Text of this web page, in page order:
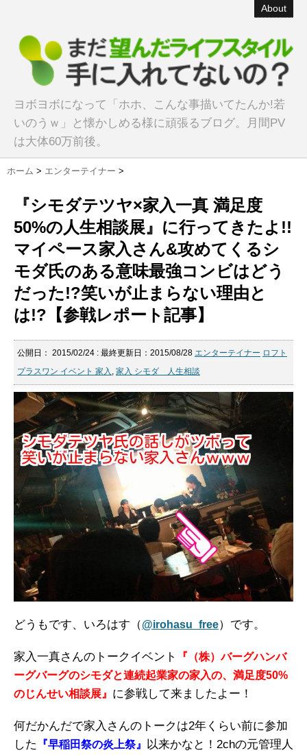
About
ヨボヨボになって「ホホ、こんな事描いてたんか!若
いのうｗ」と懐かしめる様に頑張るブログ。月間PV
は大体60万前後。
ホーム > エンターテイナー >
『シモダテツヤ×家入一真 満足度
50%の人生相談展』に行ってきたよ!!
マイペース家入さん&攻めてくるシ
モダ氏のある意味最強コンビはどう
だった!?笑いが止まらない理由と
は!?【参戦レポート記事】
公開日： 2015/02/24 : 最終更新日：2015/08/28 エンターテイナー ロフト
プラスワン イベント 家入 , 家入 シモダ 人生相談
どうもです、いろはす（@irohasu_free）です。
家入一真さんのトークイベント
『（株）バーグハンバ
ーグバーグのシモダと連続起業家の家入の、満足度50%
のじんせい相談展』 に参戦して来ましたよー！
何だかんだで家入さんのトークは2年くらい前に参加
した
『早稲田祭の炎上祭』 以来かなと！2chの元管理人